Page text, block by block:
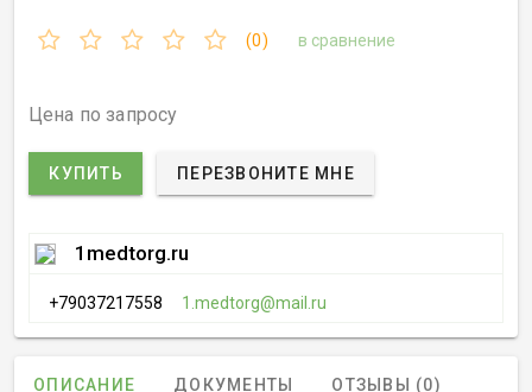
(0) в сравнение
Цена по запросу
КУПИТЬ ПЕРЕЗВОНИТЕ МНЕ
1medtorg.ru
+79037217558 1.medtorg@mail.ru
ОПИСАНИЕ ДОКУМЕНТЫ ОТЗЫВЫ (0)